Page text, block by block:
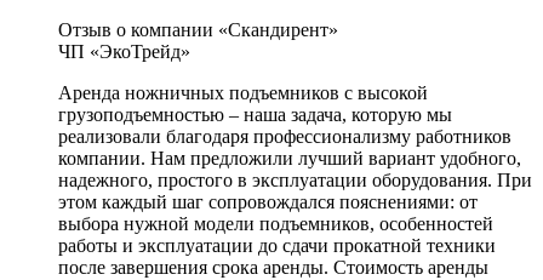
Отзыв о компании «Скандирент»
ЧП «ЭкоТрейд»
Аренда ножничных подъемников с высокой
грузоподъемностью – наша задача, которую мы
реализовали благодаря профессионализму работников
компании. Нам предложили лучший вариант удобного,
надежного, простого в эксплуатации оборудования. При
этом каждый шаг сопровождался пояснениями: от
выбора нужной модели подъемников, особенностей
работы и эксплуатации до сдачи прокатной техники
после завершения срока аренды. Стоимость аренды